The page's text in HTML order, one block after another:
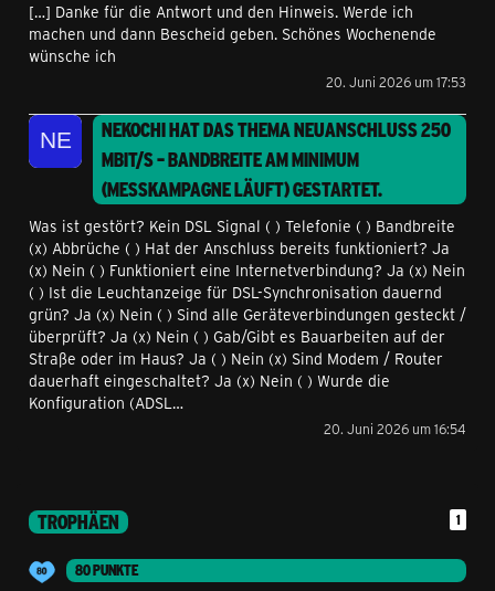
[…] Danke für die Antwort und den Hinweis. Werde ich
machen und dann Bescheid geben. Schönes Wochenende
wünsche ich
20. Juni 2026 um 17:53
NEKOCHIHAT DAS THEMANEUANSCHLUSS 250
MBIT/S – BANDBREITE AM MINIMUM
(MESSKAMPAGNE LÄUFT)GESTARTET.
Was ist gestört? Kein DSL Signal ( ) Telefonie ( ) Bandbreite
(x) Abbrüche ( ) Hat der Anschluss bereits funktioniert? Ja
(x) Nein ( ) Funktioniert eine Internetverbindung? Ja (x) Nein
( ) Ist die Leuchtanzeige für DSL-Synchronisation dauernd
grün? Ja (x) Nein ( ) Sind alle Geräteverbindungen gesteckt /
überprüft? Ja (x) Nein ( ) Gab/Gibt es Bauarbeiten auf der
Straße oder im Haus? Ja ( ) Nein (x) Sind Modem / Router
dauerhaft eingeschaltet? Ja (x) Nein ( ) Wurde die
Konfiguration (ADSL…
20. Juni 2026 um 16:54
TROPHÄEN 1
80 PUNKTE